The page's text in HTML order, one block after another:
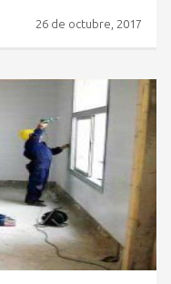
26 de octubre, 2017